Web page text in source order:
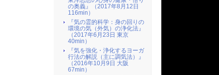
の奥義』（2017年8月12日
116min）
『気の霊的科学：身の回りの
環境の気（外気）の浄化法』
（2017年6月23日 東京
40min）
『気を強化・浄化するヨーガ
行法の解説（主に調気法）』
（2016年10月9日 大阪
67min）